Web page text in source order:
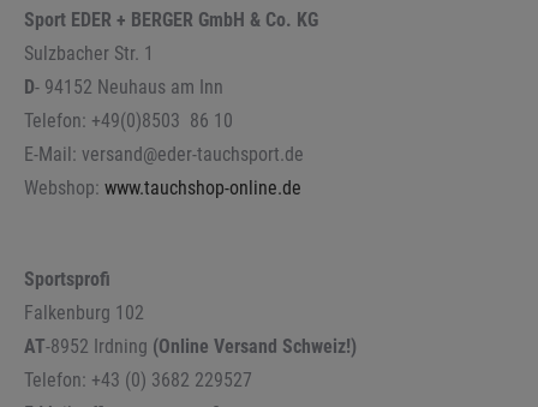
Sport EDER + BERGER GmbH & Co. KG
Sulzbacher Str. 1
D- 94152 Neuhaus am Inn
Telefon: +49(0)8503 86 10
E-Mail: versand@eder-tauchsport.de
Webshop: www.tauchshop-online.de
Sportsprofi
Falkenburg 102
AT-8952 Irdning (Online Versand Schweiz!)
Telefon: +43 (0) 3682 229527